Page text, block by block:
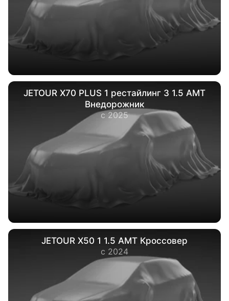
JETOUR X70 PLUS 1 рестайлинг 3 1.5 AMT
Внедорожник
с 2025
JETOUR X50 1 1.5 AMT Кроссовер
с 2024